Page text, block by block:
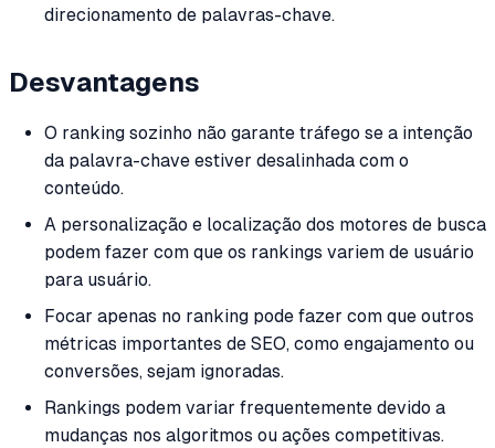
direcionamento de palavras-chave.
Desvantagens
O ranking sozinho não garante tráfego se a intenção
da palavra-chave estiver desalinhada com o
conteúdo.
A personalização e localização dos motores de busca
podem fazer com que os rankings variem de usuário
para usuário.
Focar apenas no ranking pode fazer com que outros
métricas importantes de SEO, como engajamento ou
conversões, sejam ignoradas.
Rankings podem variar frequentemente devido a
mudanças nos algoritmos ou ações competitivas.